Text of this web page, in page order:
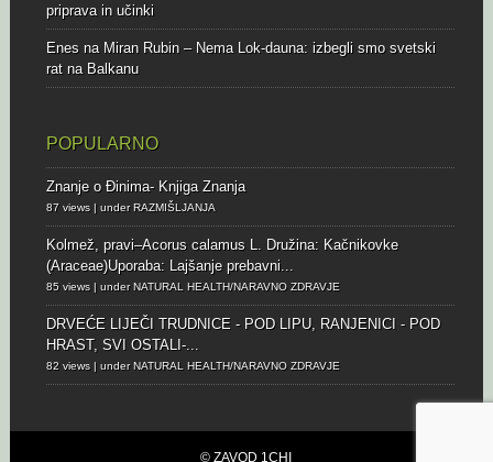
priprava in učinki
Enesna Miran Rubin – Nema Lok-dauna: izbegli smo svetski
rat na Balkanu
POPULARNO
Znanje o Đinima- Knjiga Znanja
87 views| underRAZMIŠLJANJA
Kolmež, pravi–Acorus calamus L. Družina: Kačnikovke
(Araceae)Uporaba: Lajšanje prebavni...
85 views| underNATURAL HEALTH/NARAVNO ZDRAVJE
DRVEĆE LIJEČI TRUDNICE - POD LIPU, RANJENICI - POD
HRAST, SVI OSTALI-...
82 views| underNATURAL HEALTH/NARAVNO ZDRAVJE
© ZAVOD 1CHI